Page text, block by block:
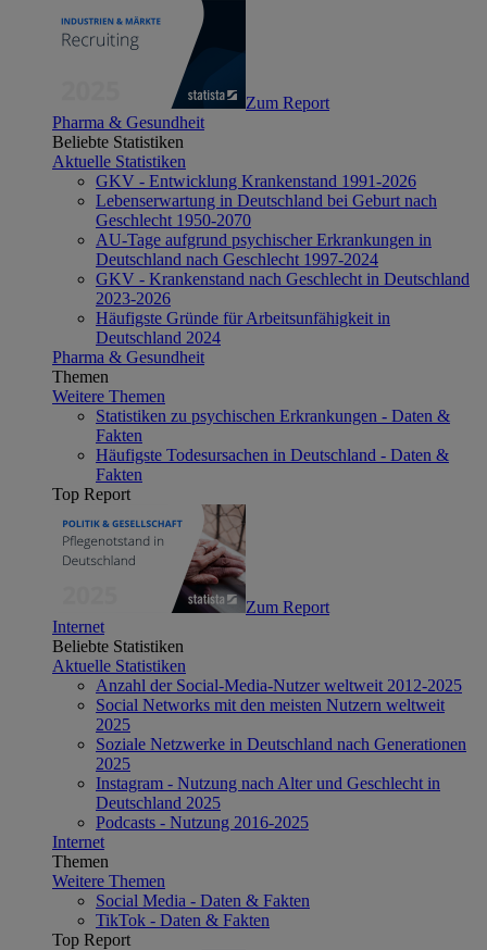
Zum Report
Pharma & Gesundheit
Beliebte Statistiken
Aktuelle Statistiken
GKV - Entwicklung Krankenstand 1991-2026
Lebenserwartung in Deutschland bei Geburt nach
Geschlecht 1950-2070
AU-Tage aufgrund psychischer Erkrankungen in
Deutschland nach Geschlecht 1997-2024
GKV - Krankenstand nach Geschlecht in Deutschland
2023-2026
Häufigste Gründe für Arbeitsunfähigkeit in
Deutschland 2024
Pharma & Gesundheit
Themen
Weitere Themen
Statistiken zu psychischen Erkrankungen - Daten &
Fakten
Häufigste Todesursachen in Deutschland - Daten &
Fakten
Top Report
Zum Report
Internet
Beliebte Statistiken
Aktuelle Statistiken
Anzahl der Social-Media-Nutzer weltweit 2012-2025
Social Networks mit den meisten Nutzern weltweit
2025
Soziale Netzwerke in Deutschland nach Generationen
2025
Instagram - Nutzung nach Alter und Geschlecht in
Deutschland 2025
Podcasts - Nutzung 2016-2025
Internet
Themen
Weitere Themen
Social Media - Daten & Fakten
TikTok - Daten & Fakten
Top Report